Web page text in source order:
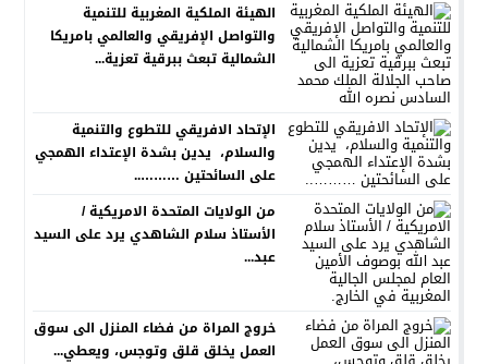
الهيئة الملكية المغربية للتنمية
والتواصل الإفريقي والعالمي بامريكا
الشمالية تبعث ببرقية تعزية...
الإتحاد الافريقي للتطوع والتنمية
والسلام، يدين بشدة الإعتداء الهمجي
على السائحتين ………..
من الولايات المتحدة الامريكية /
الأستاذ سلام الشاهدي يرد على السيد
عبد...
خروج المراة من فضاء المنزل الى سوق
العمل يخلق قلق وتوجس، ويعطي...